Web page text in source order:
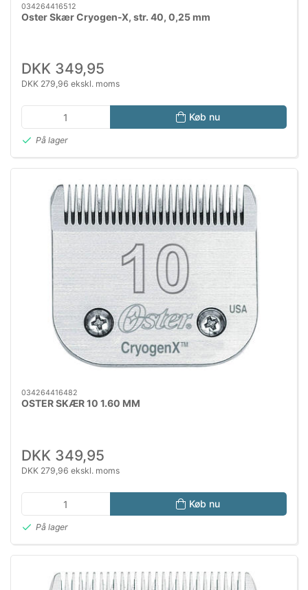
034264416512
Oster Skær Cryogen-X, str. 40, 0,25 mm
DKK 349,95
DKK 279,96 ekskl. moms
Køb nu
På lager
034264416482
OSTER SKÆR 10 1.60 MM
DKK 349,95
DKK 279,96 ekskl. moms
Køb nu
På lager